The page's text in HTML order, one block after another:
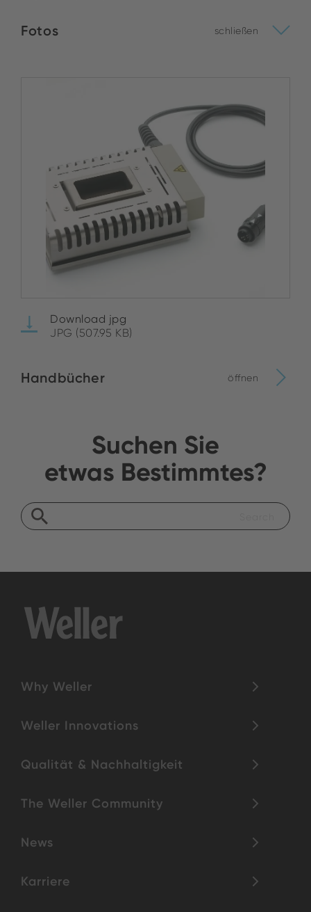
Fotos schließen
Download jpg
JPG (507.95 KB)
Handbücher öffnen
Suchen Sie
etwas Bestimmtes?
Why Weller
Weller Innovations
Qualität & Nachhaltigkeit
The Weller Community
News
Karriere